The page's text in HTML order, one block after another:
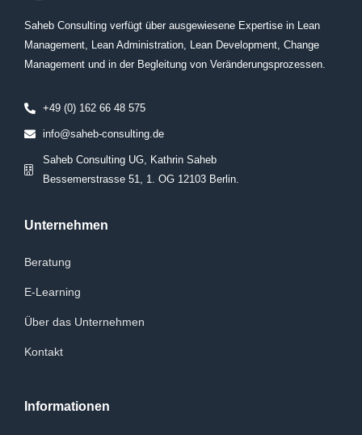
Saheb Consulting verfügt über ausgewiesene Expertise in Lean
Management, Lean Administration, Lean Development, Change
Management und in der Begleitung von Veränderungsprozessen.
+49 (0) 162 66 48 575
info@saheb-consulting.de
Saheb Consulting UG, Kathrin Saheb
Bessemerstrasse 51, 1. OG 12103 Berlin.
Unternehmen
Beratung
E-Learning
Über das Unternehmen
Kontakt
Informationen